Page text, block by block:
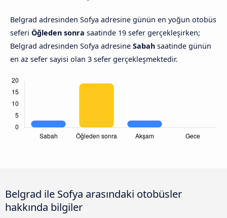
Belgrad adresinden Sofya adresine günün en yoğun otobüs
seferi Öğleden sonra saatinde 19 sefer gerçekleşirken;
Belgrad adresinden Sofya adresine Sabah saatinde günün
en az sefer sayisi olan 3 sefer gerçekleşmektedir.
Belgrad ile Sofya arasındaki otobüsler
hakkında bilgiler